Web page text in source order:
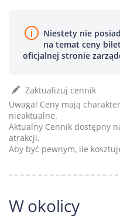
Niestety nie
na temat ceny
oficjalnej stronie
Zaktualizuj cennik
Uwaga! Ceny mają
nieaktualne.
Aktualny Cennik dostępny
atrakcji.
Aby być pewnym, ile
W okolicy